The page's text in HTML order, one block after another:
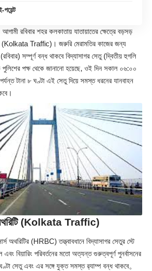
পয়েন্ট
আগামী রবিবার শহর কলকাতায় যাতায়াতের ক্ষেত্রে বড়সড়
(Kolkata Traffic)। জরুরি মেরামতির কাজের জন্য
সম্পূর্ণ বন্ধ থাকবে বিদ্যাসাগর সেতু (দ্বিতীয় হুগলি
পক্ষ থেকে জানানো হয়েছে, ওই দিন সকাল ০৬:০০
টানা ৮ ঘণ্টা এই সেতু দিয়ে সমস্ত ধরনের যানবাহন
অথরিটি (Kolkata Traffic)
অথরিটির (HRBC) তত্ত্বাবধানে বিদ্যাসাগর সেতুর স্টে
এবং বিয়ারিং পরিবর্তনের মতো অত্যন্ত গুরুত্বপূর্ণ পুনর্বাসনের
সেতু এবং এর সঙ্গে যুক্ত সমস্ত র‍্যাম্প বন্ধ থাকবে。